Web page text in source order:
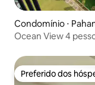
Condomínio ⋅
Ocean View 4
Preferido dos
Preferido dos